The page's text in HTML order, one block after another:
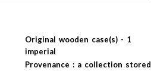
Original wooden case(s) - 1
imperial
Provenance : a collection stored